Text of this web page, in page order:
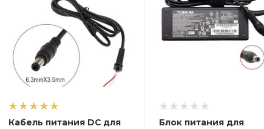
Кабель питания DC для
Блок питания для